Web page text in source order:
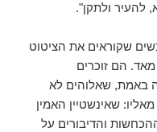
להעיר ולתקן".
שקוראים את הציטוט
הם זוכרים
באמת, שאלוהים לא
שאינשטיין האמין
והדיבורים על